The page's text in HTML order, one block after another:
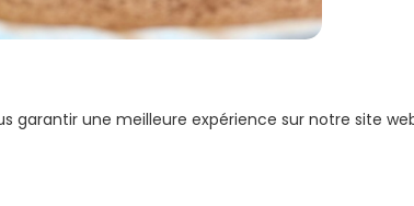
garantir une meilleure expérience sur notre site